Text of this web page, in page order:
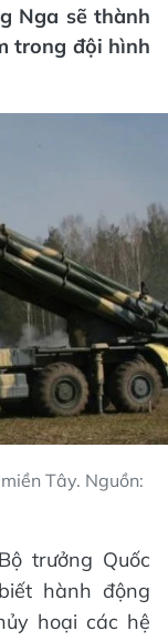
Nga sẽ thành
trong đội hình
Tây. Nguồn:
trưởng Quốc
hành động
hoại các hệ